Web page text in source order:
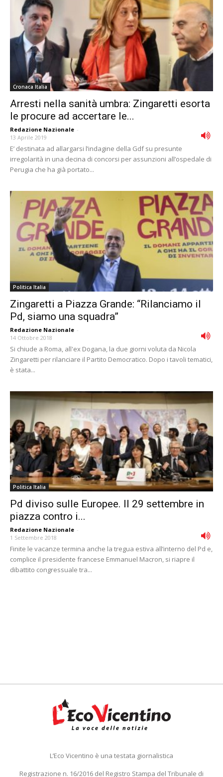
Cronaca Italia
Arresti nella sanità umbra: Zingaretti esorta
le procure ad accertare le...
Redazione Nazionale -
13 Aprile 2019
E’ destinata ad allargarsi l’indagine della Gdf su presunte
irregolarità in una decina di concorsi per assunzioni all’ospedale di
Perugia che ha già portato...
Politica Italia
Zingaretti a Piazza Grande: “Rilanciamo il
Pd, siamo una squadra”
Redazione Nazionale -
14 Ottobre 2018
Si chiude a Roma, all'ex Dogana, la due giorni voluta da Nicola
Zingaretti per rilanciare il Partito Democratico. Dopo i tavoli tematici,
è stata...
Politica Italia
Pd diviso sulle Europee. Il 29 settembre in
piazza contro i...
Redazione Nazionale -
1 Settembre 2018
Finite le vacanze termina anche la tregua estiva all’interno del Pd e,
complice il presidente francese Emmanuel Macron, si riapre il
dibattito congressuale tra...
L’Eco Vicentino è una testata giornalistica
Registrazione n. 16/2016 del Registro Stampa del Tribunale di